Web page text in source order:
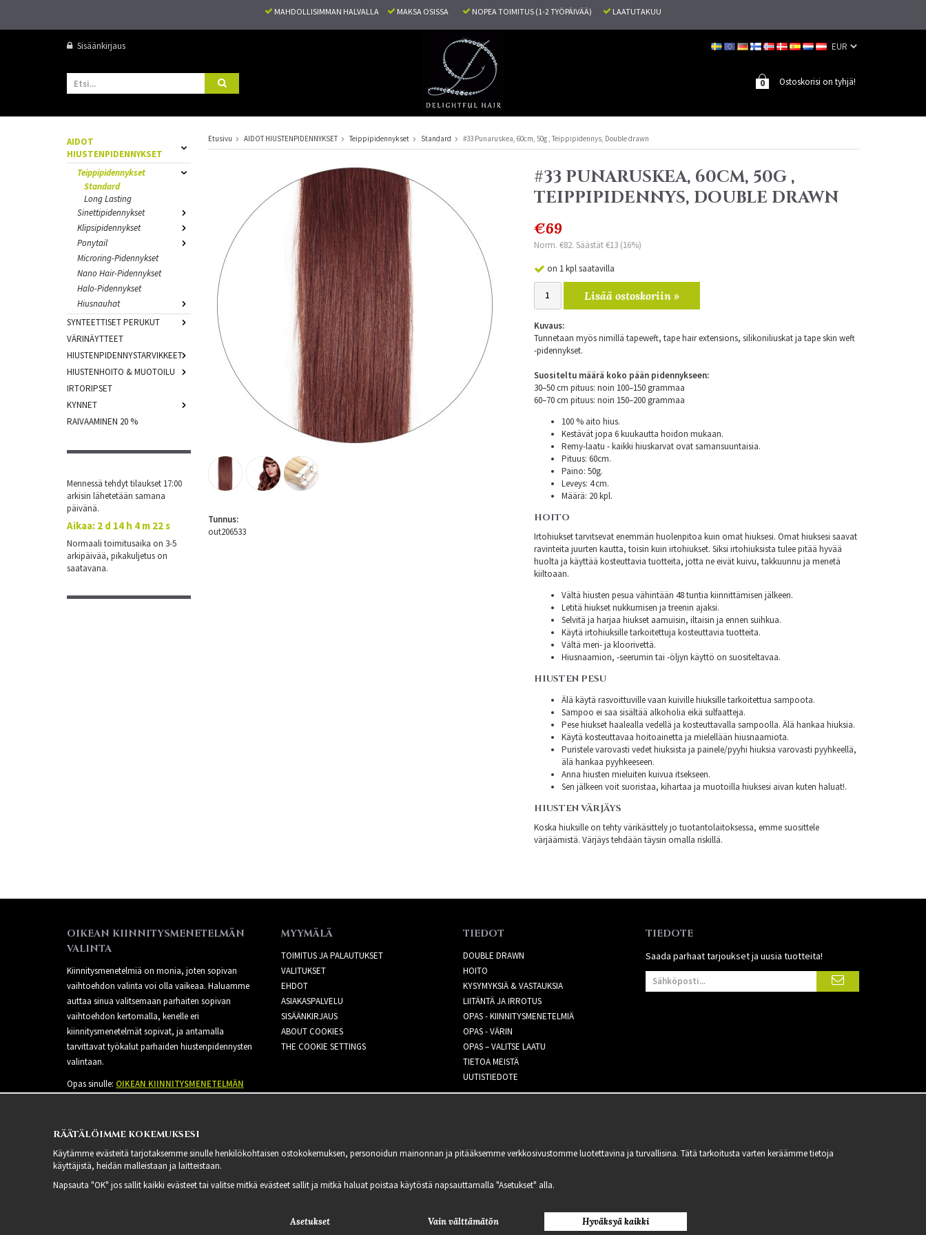
MAHDOLLISIMMAN HALVALLA MAKSA OSISSA NOPEA TOIMITUS (1-2 TYÖPÄIVÄÄ) LAATUTAKUU
Sisäänkirjaus
Ostoskorisi on tyhjä!
0
AIDOT
HIUSTENPIDENNYKSET
Teippipidennykset
Standard
Long Lasting
Sinettipidennykset
Klipsipidennykset
Ponytail
Microring-Pidennykset
Nano Hair-Pidennykset
Halo-Pidennykset
Hiusnauhat
SYNTEETTISET PERUKUT
VÄRINÄYTTEET
HIUSTENPIDENNYSTARVIKKEET
HIUSTENHOITO & MUOTOILU
IRTORIPSET
KYNNET
RAIVAAMINEN 20 %
Mennessä tehdyt tilaukset 17:00
arkisin lähetetään samana
päivänä.
Aikaa: 2 d 14 h 4 m 21 s
Normaali toimitusaika on 3-5
arkipäivää, pikakuljetus on
saatavana.
Etusivu AIDOT HIUSTENPIDENNYKSET Teippipidennykset Standard #33 Punaruskea, 60cm, 50g , Teippipidennys, Double drawn
#33 PUNARUSKEA, 60CM, 50G ,
TEIPPIPIDENNYS, DOUBLE DRAWN
€69
Norm. €82. Säästät €13 (16%)
on 1 kpl saatavilla
Lisää ostoskoriin »
Kuvaus:
Tunnetaan myös nimillä tapeweft, tape hair extensions, silikoniliuskat ja tape skin weft
-pidennykset.
Suositeltu määrä koko pään pidennykseen:
30–50 cm pituus: noin 100–150 grammaa
60–70 cm pituus: noin 150–200 grammaa
100 % aito hius.
Kestävät jopa 6 kuukautta hoidon mukaan.
Remy-laatu - kaikki hiuskarvat ovat samansuuntaisia.
Pituus: 60cm.
Paino: 50g.
Leveys: 4 cm.
Määrä: 20 kpl.
HOITO
Irtohiukset tarvitsevat enemmän huolenpitoa kuin omat hiuksesi. Omat hiuksesi saavat
ravinteita juurten kautta, toisin kuin irtohiukset. Siksi irtohiuksista tulee pitää hyvää
huolta ja käyttää kosteuttavia tuotteita, jotta ne eivät kuivu, takkuunnu ja menetä
kiiltoaan.
Vältä hiusten pesua vähintään 48 tuntia kiinnittämisen jälkeen.
Letitä hiukset nukkumisen ja treenin ajaksi.
Selvitä ja harjaa hiukset aamuisin, iltaisin ja ennen suihkua.
Käytä irtohiuksille tarkoitettuja kosteuttavia tuotteita.
Vältä meri- ja kloorivettä.
Hiusnaamion, -seerumin tai -öljyn käyttö on suositeltavaa.
HIUSTEN PESU
Älä käytä rasvoittuville vaan kuiville hiuksille tarkoitettua sampoota.
Sampoo ei saa sisältää alkoholia eikä sulfaatteja.
Pese hiukset haalealla vedellä ja kosteuttavalla sampoolla. Älä hankaa hiuksia.
Käytä kosteuttavaa hoitoainetta ja mielellään hiusnaamiota.
Puristele varovasti vedet hiuksista ja painele/pyyhi hiuksia varovasti pyyhkeellä,
älä hankaa pyyhkeeseen.
Anna hiusten mieluiten kuivua itsekseen.
Sen jälkeen voit suoristaa, kihartaa ja muotoilla hiuksesi aivan kuten haluat!.
HIUSTEN VÄRJÄYS
Koska hiuksille on tehty värikäsittely jo tuotantolaitoksessa, emme suosittele
värjäämistä. Värjäys tehdään täysin omalla riskillä.
Tunnus:
out206533
OIKEAN KIINNITYSMENETELMÄN
VALINTA
Kiinnitysmenetelmiä on monia, joten sopivan
vaihtoehdon valinta voi olla vaikeaa. Haluamme
auttaa sinua valitsemaan parhaiten sopivan
vaihtoehdon kertomalla, kenelle eri
kiinnitysmenetelmät sopivat, ja antamalla
tarvittavat työkalut parhaiden hiustenpidennysten
valintaan.
Opas sinulle: OIKEAN KIINNITYSMENETELMÄN
MYYMÄLÄ
TOIMITUS JA PALAUTUKSET
VALITUKSET
EHDOT
ASIAKASPALVELU
SISÄÄNKIRJAUS
ABOUT COOKIES
THE COOKIE SETTINGS
TIEDOT
DOUBLE DRAWN
HOITO
KYSYMYKSIÄ & VASTAUKSIA
LIITÄNTÄ JA IRROTUS
OPAS - KIINNITYSMENETELMIÄ
OPAS - VÄRIN
OPAS – VALITSE LAATU
TIETOA MEISTÄ
UUTISTIEDOTE
TIEDOTE
Saada parhaat tarjoukset ja uusia tuotteita!
2021 Delightful Hair
RÄÄTÄLÖIMME KOKEMUKSESI
Käytämme evästeitä tarjotaksemme sinulle henkilökohtaisen ostokokemuksen, personoidun mainonnan ja pitääksemme verkkosivustomme luotettavina ja turvallisina. Tätä tarkoitusta varten keräämme tietoja
käyttäjistä, heidän malleistaan ​​ja laitteistaan.
Napsauta "OK" jos sallit kaikki evästeet tai valitse mitkä evästeet sallit ja mitkä haluat poistaa käytöstä napsauttamalla "Asetukset" alla.
Asetukset Vain välttämätön Hyväksyä kaikki